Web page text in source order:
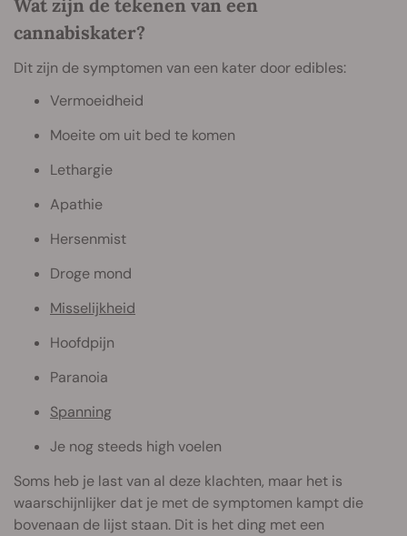
Wat zijn de tekenen van een
cannabiskater?
Dit zijn de symptomen van een kater door edibles:
Vermoeidheid
Moeite om uit bed te komen
Lethargie
Apathie
Hersenmist
Droge mond
Misselijkheid
Hoofdpijn
Paranoia
Spanning
Je nog steeds high voelen
Soms heb je last van al deze klachten, maar het is
waarschijnlijker dat je met de symptomen kampt die
bovenaan de lijst staan. Dit is het ding met een